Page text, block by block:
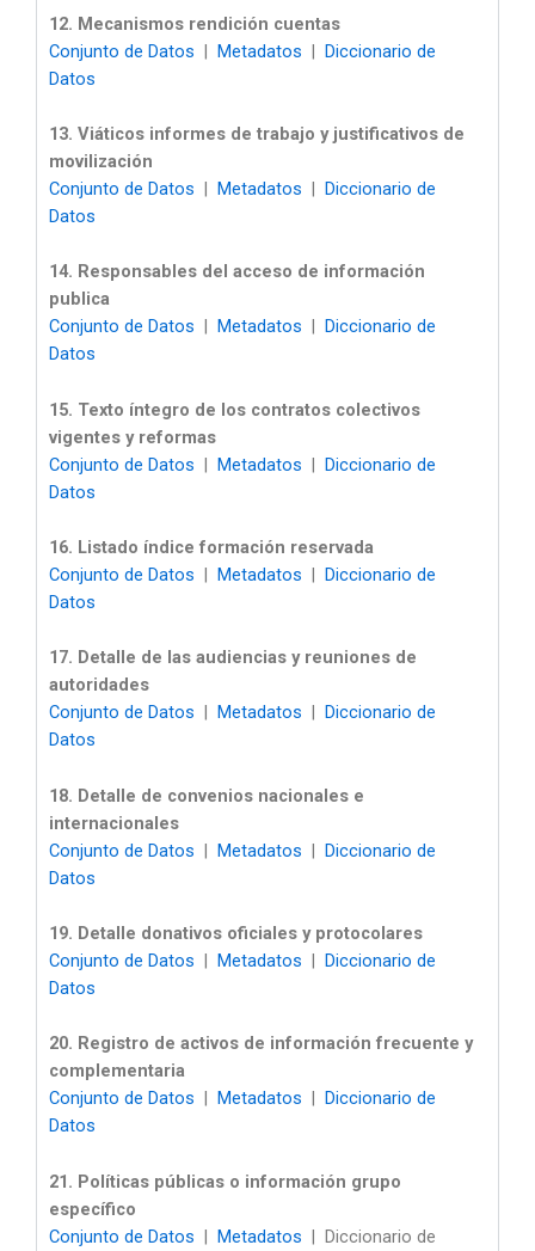
12. Mecanismos rendición cuentas
Conjunto de Datos | Metadatos | Diccionario de
Datos
13. Viáticos informes de trabajo y justificativos de
movilización
Conjunto de Datos | Metadatos | Diccionario de
Datos
14. Responsables del acceso de información
publica
Conjunto de Datos
Metadatos
Diccionario de
Datos
15. Texto íntegro de los contratos colectivos
vigentes y reformas
Conjunto de Datos | Metadatos | Diccionario de
Datos
16. Listado índice formación reservada
Conjunto de Datos | Metadatos | Diccionario de
Datos
17. Detalle de las audiencias y reuniones de
autoridades
Conjunto de Datos
Metadatos
Diccionario de
Datos
18. Detalle de convenios nacionales e
internacionales
Conjunto de Datos | Metadatos | Diccionario de
Datos
19. Detalle donativos oficiales y protocolares
Conjunto de Datos | Metadatos | Diccionario de
Datos
20. Registro de activos de información frecuente y
complementaria
Conjunto de Datos
Metadatos
Diccionario de
Datos
21. Políticas públicas o información grupo
específico
Conjunto de Datos | Metadatos | Diccionario de